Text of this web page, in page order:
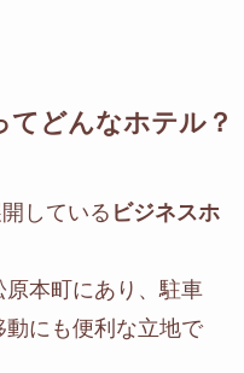
てどんなホテル？
している ビジネスホ
本町にあり、駐車
にも便利な立地で